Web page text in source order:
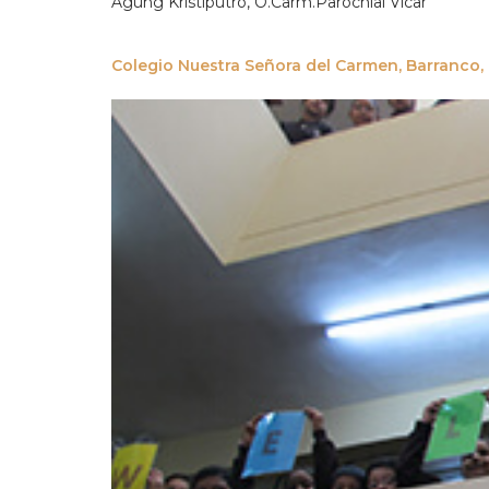
Colegio Nuestra Señora del Carmen, Barranco,